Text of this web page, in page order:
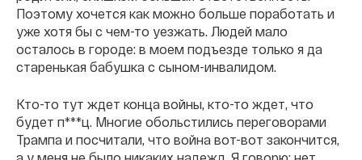
Поэтому хочется как можно больше поработать и
уже хотя бы с чем-то уезжать. Людей мало
осталось в городе: в моем подъезде только я да
старенькая бабушка с сыном-инвалидом.
Кто-то тут ждет конца войны, кто-то ждет, что
будет п***ц. Многие обольстились переговорами
Трампа и посчитали, что война вот-вот закончится,